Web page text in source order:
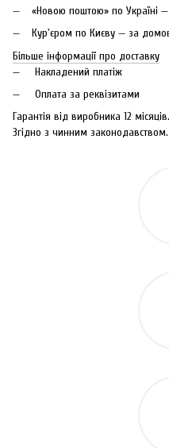
«Новою поштою» по Україні
Кур'єром по Києву — за
Більше інформації про доставку
Накладений платіж
Оплата за реквізитами
Гарантія від виробника 12 місяців.
Згідно з чинним законодавством.